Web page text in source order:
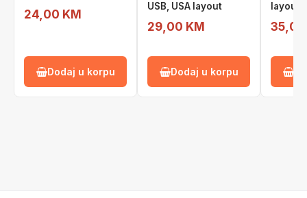
24,00 KM
Dodaj u korpu
USB, USA layout
29,00 KM
Dodaj u korpu
layout
35,00